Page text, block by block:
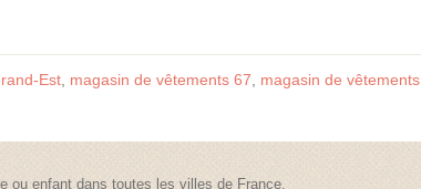
Est magasin de vêtements 67
magasin de vêtements
ou enfant dans toutes les villes de France.